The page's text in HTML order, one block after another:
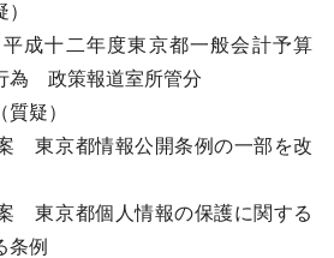
十二年度東京都一般会計予算
為 政策報道室所管分
疑）
京都情報公開条例の一部を改
京都個人情報の保護に関する
条例